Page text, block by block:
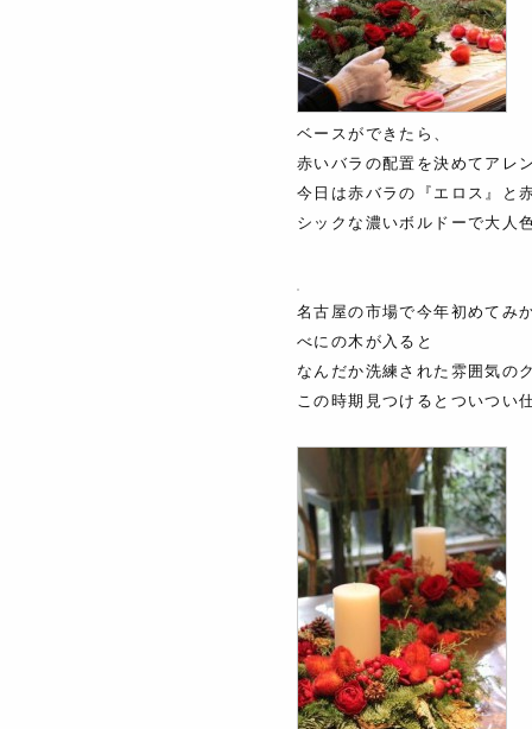
ベースができたら、
赤いバラの配置を決めてアレ
今日は赤バラの『エロス』と
シックな濃いボルドーで大人
名古屋の市場で今年初めてみ
べにの木が入ると
なんだか洗練された雰囲気の
この時期見つけるとついつい